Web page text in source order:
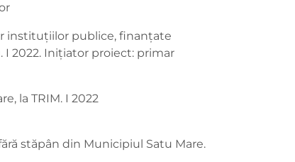
instituţiilor publice, finanţate
I 2022. Inițiator proiect: primar
la TRIM. I 2022
stăpân din Municipiul Satu Mare.